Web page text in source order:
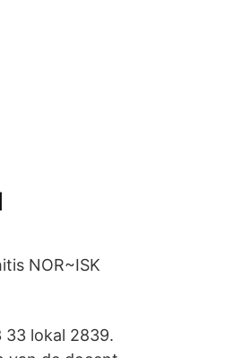
NOR~ISK
33 lokal 2839.